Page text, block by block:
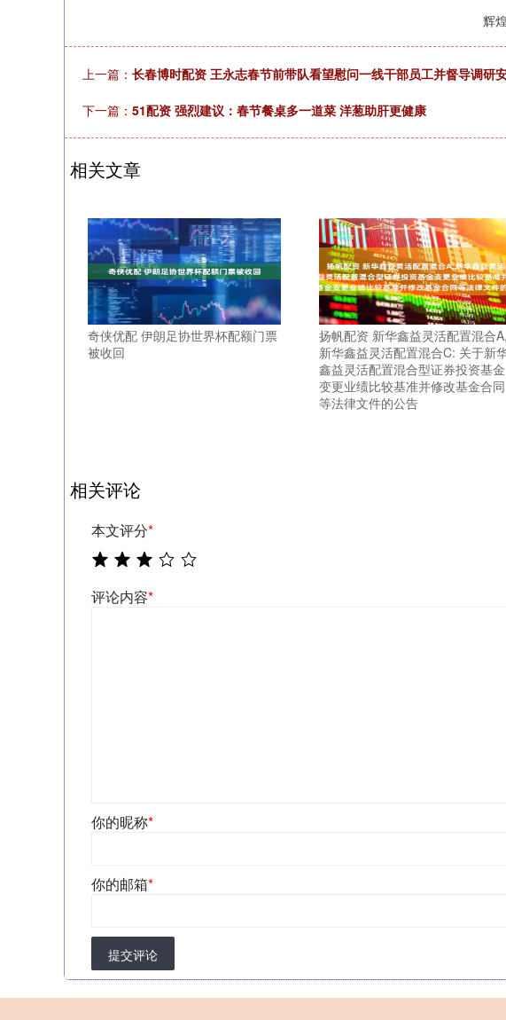
辉
上一篇： 长春博时配资 王永志春节前带队看望慰问一线干部员工并督导调研
下一篇： 51配资 强烈建议：春节餐桌多一道菜 洋葱助肝更健康
相关文章
奇侠优配 伊朗足协世界杯配额门票
被收回
扬帆配资 新华鑫益灵活配置混合A,
新华鑫益灵活配置混合C: 关于新
鑫益灵活配置混合型证券投资基金
变更业绩比较基准并修改基金合同
等法律文件的公告
相关评论
本文评分*
评论内容*
你的昵称*
你的邮箱*
提交评论